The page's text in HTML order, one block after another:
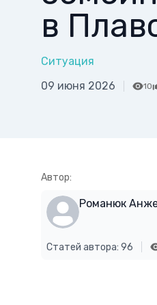
в
Ситуация
09 июня 2026
10
Автор:
Романюк
Статей автора: 96